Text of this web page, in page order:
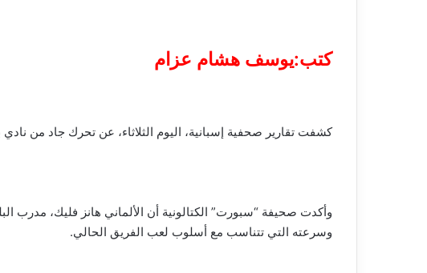
كتب:يوسف هشام عزام
كشفت تقارير صحفية إسبانية، اليوم الثلاثاء، عن تحرك جاد من
وأكدت صحيفة “سبورت” الكتالونية أن الألماني هانز فليك، مدرب
وسرعته التي تتناسب مع أسلوب لعب الفريق الحالي.